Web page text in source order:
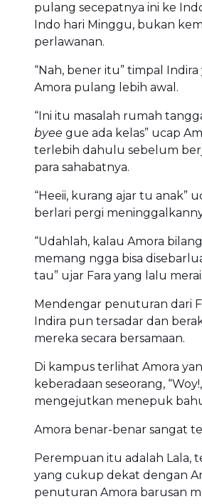
pulang secepatnya ini ke
Indo hari Minggu, bukan
perlawanan.
“Nah, bener itu” timpal
Amora pulang lebih awal.
“Ini itu masalah rumah
byee gue ada kelas” ucap
terlebih dahulu sebelum
para sahabatnya.
“Heeii, kurang ajar tu anak”
berlari pergi
“Udahlah, kalau Amora
memang ngga bisa
tau” ujar Fara yang lalu
Mendengar penuturan dari
Indira pun tersadar dan
mereka secara bersamaan.
Di kampus terlihat Amora
keberadaan seseorang,
mengejutkan menepuk
Amora benar-benar sangat
Perempuan itu adalah Lala,
yang cukup dekat dengan
penuturan Amora barusan